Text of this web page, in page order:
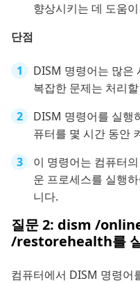
향상시키는 데 도움
단점
DISM 명령어는 많은
복잡한 문제는 처리
DISM 명령어를 실행
퓨터를 몇 시간 동안
이 명령어는 컴퓨터
운 프로세스를 실행
니다.
질문 2: dism /
/restorehealth를
컴퓨터에서 DISM 명령어